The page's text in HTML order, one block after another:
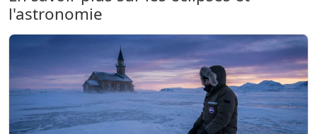
l'astronomie